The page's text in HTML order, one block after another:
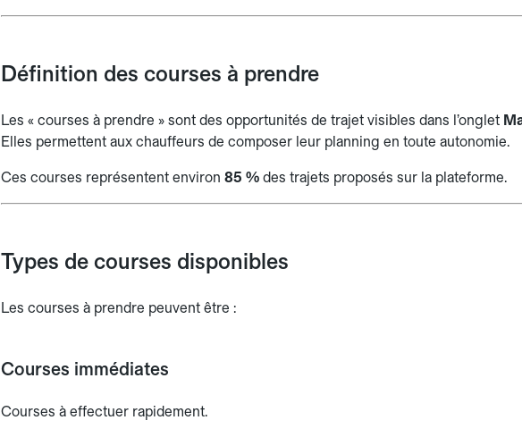
Définition des courses à prendre
Les « courses à prendre » sont des opportunités de trajet visibles dans l’onglet
Elles permettent aux chauffeurs de composer leur planning en toute autonomie.
Ces courses représentent environ85 % des trajets proposés sur la plateforme.
Types de courses disponibles
Les courses à prendre peuvent être :
Courses immédiates
Courses à effectuer rapidement.